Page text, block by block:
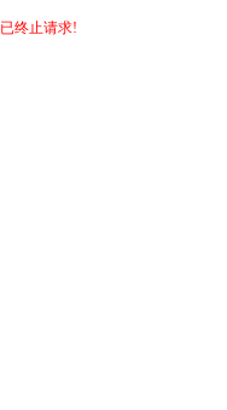
终止请求!